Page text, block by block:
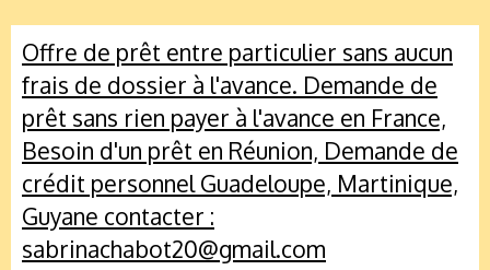
Offre de prêt entre particulier sans aucun
frais de dossier à l'avance. Demande de
prêt sans rien payer à l'avance en France,
Besoin d'un prêt en Réunion, Demande de
crédit personnel Guadeloupe, Martinique,
Guyane contacter :
sabrinachabot20@gmail.com